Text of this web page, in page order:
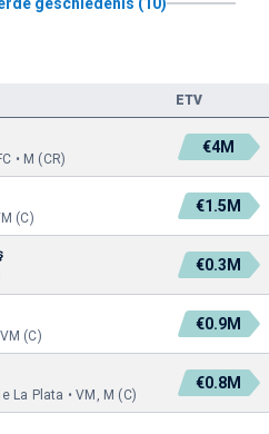
ETV
• M (CR)
€4M
(C)
€1.5M
€0.3M
(C)
€0.9M
La Plata • VM, M (C)
€0.8M